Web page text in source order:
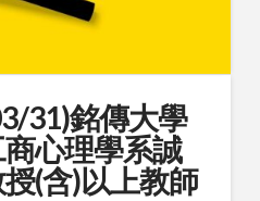
31)銘傳大學
心理學系誠
(含)以上教師